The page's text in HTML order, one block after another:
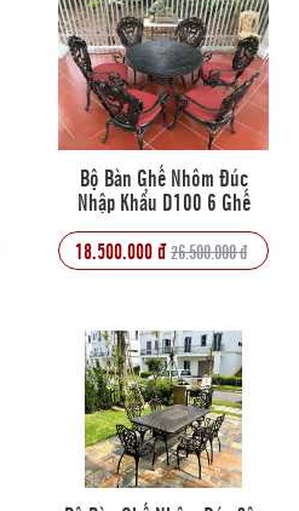
Bộ Bàn Ghế Nhôm Đúc
Nhập Khẩu D100 6 Ghế
18.500.000 đ26.500.000 đ